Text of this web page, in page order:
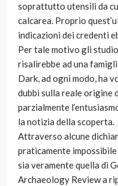
soprattutto utensili da
calcarea. Proprio
indicazioni dei credenti
Per tale motivo gli
risalirebbe ad una
Dark, ad ogni modo, ha
dubbi sulla reale origine
parzialmente
la notizia della scoperta.
Attraverso alcune
praticamente
sia veramente quella di
Archaeology Review a